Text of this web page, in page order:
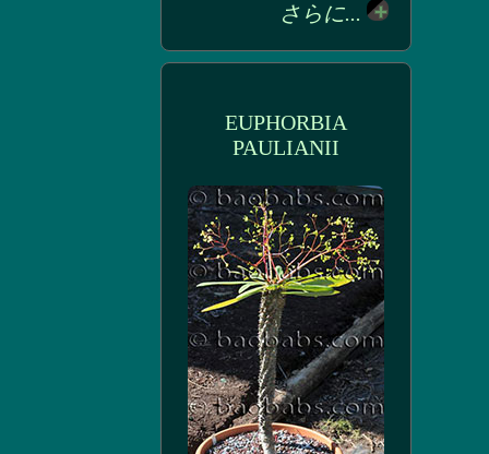
さらに...
EUPHORBIA
PAULIANII